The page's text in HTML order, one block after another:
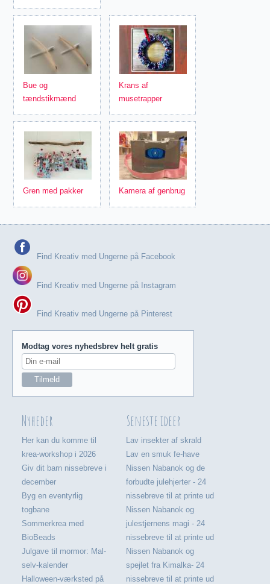
Bue og
tændstikmænd
Krans af
musetrapper
Gren med pakker Kamera af genbrug
Find Kreativ med Ungerne på Facebook
Find Kreativ med Ungerne på Instagram
Find Kreativ med Ungerne på Pinterest
Modtag vores nyhedsbrev helt gratis
Nyheder
Her kan du komme til
krea-workshop i 2026
Giv dit barn nissebreve i
december
Byg en eventyrlig
togbane
Sommerkrea med
BioBeads
Julgave til mormor: Mal-
selv-kalender
Halloween-værksted på
Seneste ideer
Lav insekter af skrald
Lav en smuk fe-have
Nissen Nabanok og de
forbudte julehjerter - 24
nissebreve til at printe ud
Nissen Nabanok og
julestjernens magi - 24
nissebreve til at printe ud
Nissen Nabanok og
spejlet fra Kimalka- 24
nissebreve til at printe ud